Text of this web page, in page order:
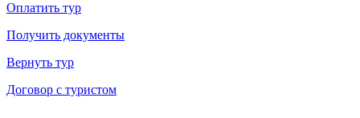
Оплатить тур
Получить документы
Вернуть тур
Договор с туристом